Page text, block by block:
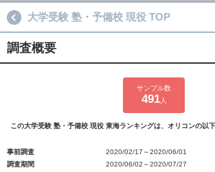
大学受験 塾・予備校 現役 TOP
調査概要
サンプル数
491人
この大学受験 塾・予備校 現役 東海ランキングは、オリコンの以
事前調査
2020/02/17～2020/06/01
調査期間
2020/06/02～2020/07/27